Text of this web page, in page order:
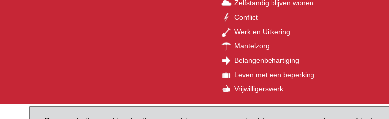
Zelfstandig blijven wonen
Conflict
Werk en Uitkering
Mantelzorg
Belangenbehartiging
Leven met een beperking
Vrijwilligerswerk
Pieterskerkhof 16, 3512 JR Utrecht Tel: 030 236 17 27 ugids@u-centraal.nl